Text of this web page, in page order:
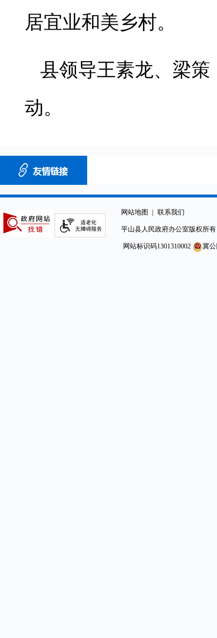
居宜业和美乡村。
县领导王素龙、梁
动。